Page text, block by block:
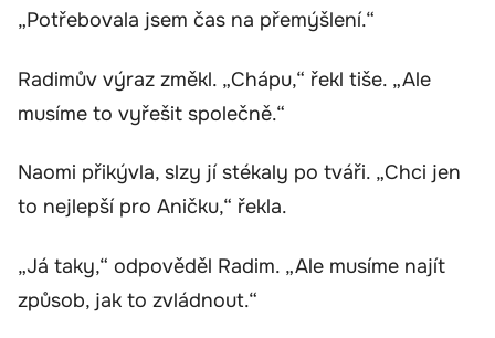
„Potřebovala jsem čas na přemýšlení.“
Radimův výraz změkl. „Chápu,“ řekl tiše. „Ale
musíme to vyřešit společně.“
Naomi přikývla, slzy jí stékaly po tváři. „Chci jen
to nejlepší pro Aničku,“ řekla.
„Já taky,“ odpověděl Radim. „Ale musíme najít
způsob, jak to zvládnout.“